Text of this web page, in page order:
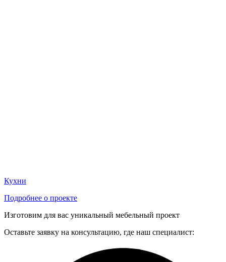
Кухни
Подробнее о проекте
Изготовим для вас уникальный мебельный проект
Оставьте заявку на консультацию, где наш специалист: